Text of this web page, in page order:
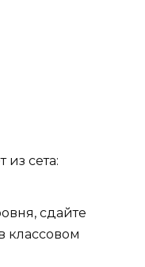
сета:
сдайте
классовом